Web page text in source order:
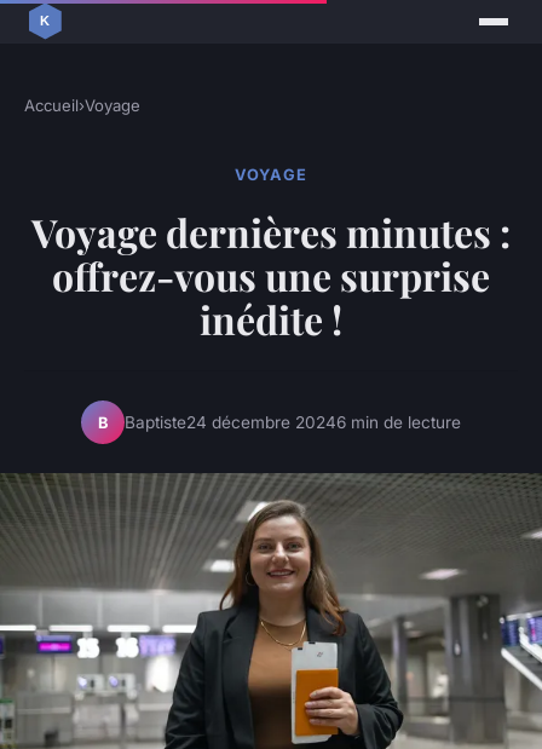
Accueil›Voyage
VOYAGE
Voyage dernières minutes :
offrez-vous une surprise
inédite !
B Baptiste24 décembre 20246 min de lecture